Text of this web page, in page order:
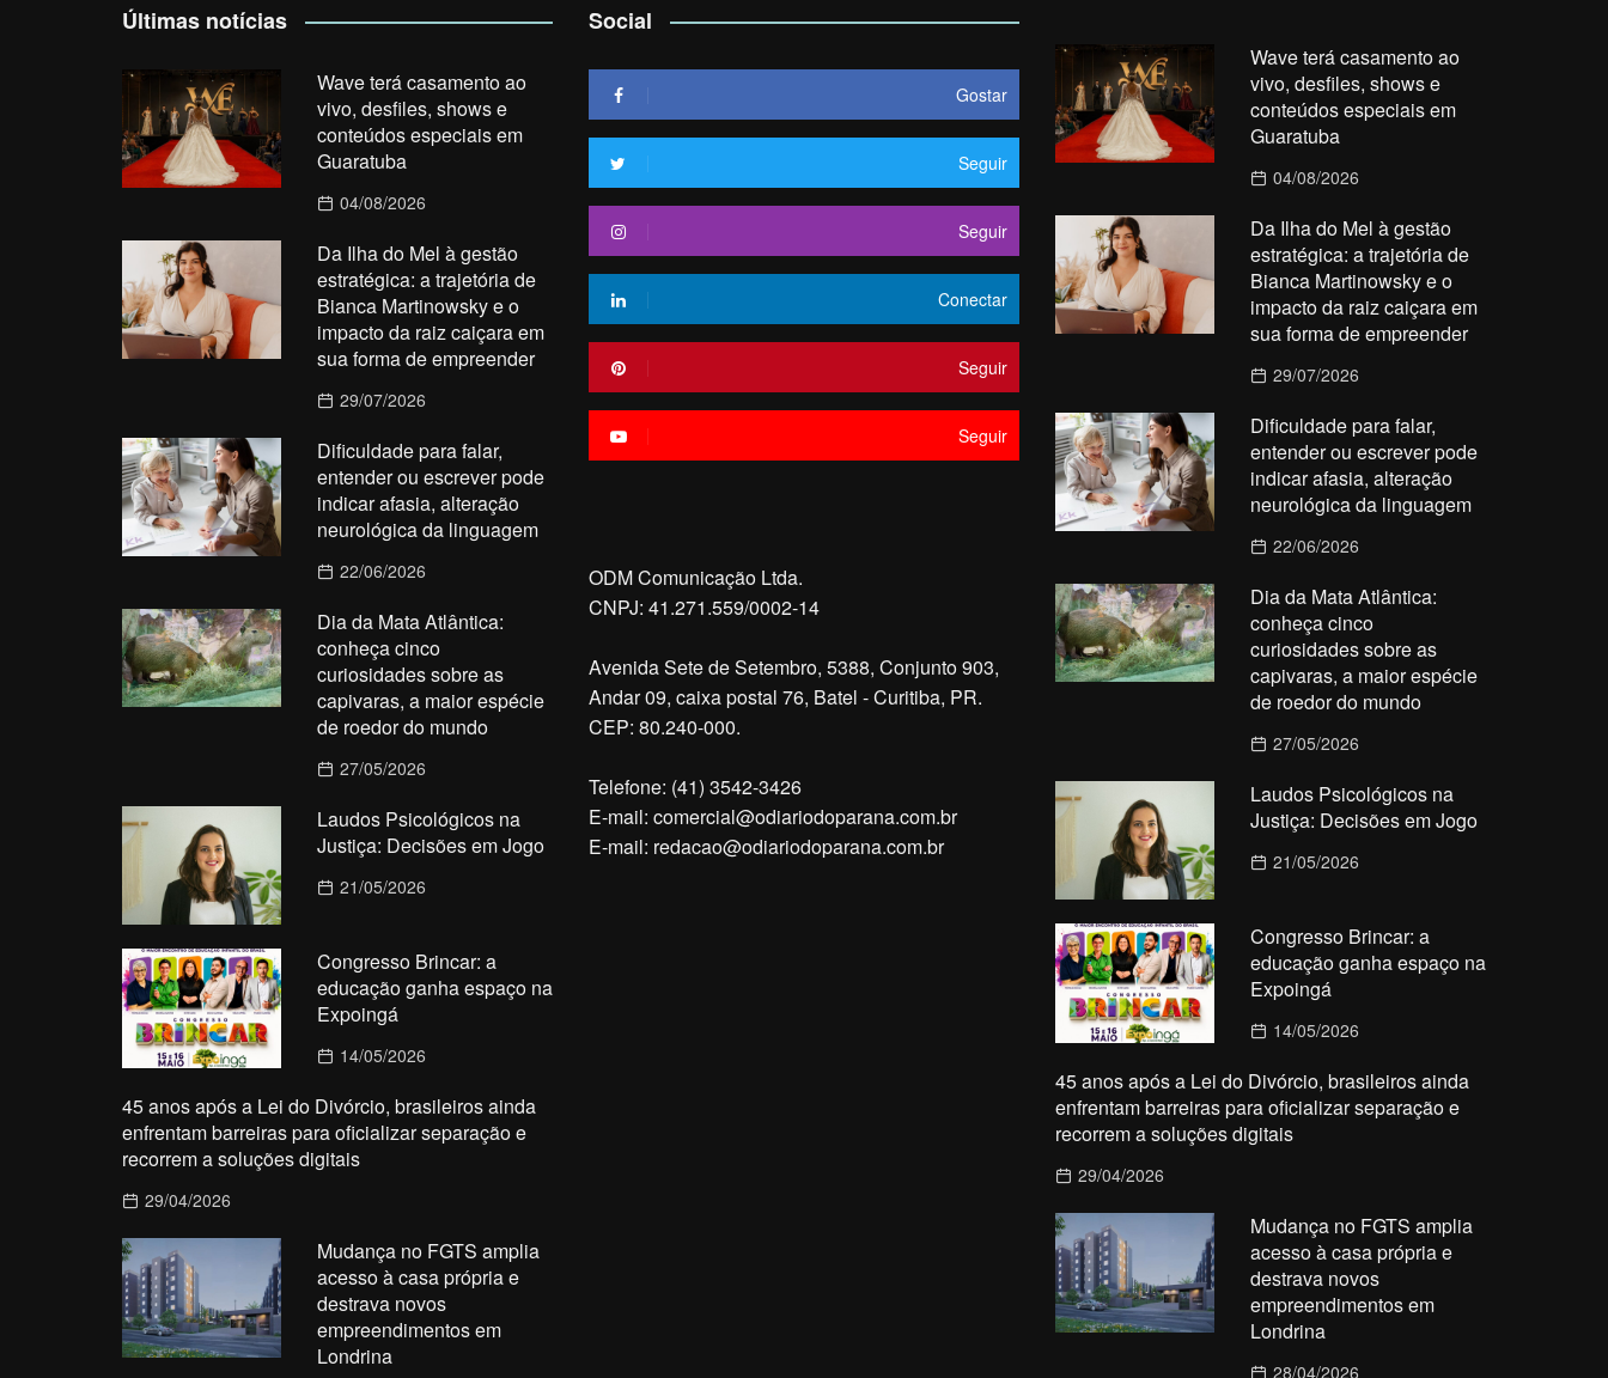
Últimas notícias
Wave terá casamento ao
vivo, desfiles, shows e
conteúdos especiais em
Guaratuba
04/08/2026
Da Ilha do Mel à gestão
estratégica: a trajetória de
Bianca Martinowsky e o
impacto da raiz caiçara em
sua forma de empreender
29/07/2026
Dificuldade para falar,
entender ou escrever pode
indicar afasia, alteração
neurológica da linguagem
22/06/2026
Dia da Mata Atlântica:
conheça cinco
curiosidades sobre as
capivaras, a maior espécie
de roedor do mundo
27/05/2026
Laudos Psicológicos na
Justiça: Decisões em Jogo
21/05/2026
Congresso Brincar: a
educação ganha espaço na
Expoingá
14/05/2026
45 anos após a Lei do Divórcio, brasileiros ainda
enfrentam barreiras para oficializar separação e
recorrem a soluções digitais
29/04/2026
Mudança no FGTS amplia
acesso à casa própria e
destrava novos
empreendimentos em
Londrina
Social
Gostar
Seguir
Seguir
Conectar
Seguir
Seguir
ODM Comunicação Ltda.
CNPJ: 41.271.559/0002-14
Avenida Sete de Setembro, 5388, Conjunto 903,
Andar 09, caixa postal 76, Batel - Curitiba, PR.
CEP: 80.240-000.
Telefone: (41) 3542-3426
E-mail: comercial@odiariodoparana.com.br
E-mail: redacao@odiariodoparana.com.br
Wave terá casamento ao
vivo, desfiles, shows e
conteúdos especiais em
Guaratuba
04/08/2026
Da Ilha do Mel à gestão
estratégica: a trajetória de
Bianca Martinowsky e o
impacto da raiz caiçara em
sua forma de empreender
29/07/2026
Dificuldade para falar,
entender ou escrever pode
indicar afasia, alteração
neurológica da linguagem
22/06/2026
Dia da Mata Atlântica:
conheça cinco
curiosidades sobre as
capivaras, a maior espécie
de roedor do mundo
27/05/2026
Laudos Psicológicos na
Justiça: Decisões em Jogo
21/05/2026
Congresso Brincar: a
educação ganha espaço na
Expoingá
14/05/2026
45 anos após a Lei do Divórcio, brasileiros ainda
enfrentam barreiras para oficializar separação e
recorrem a soluções digitais
29/04/2026
Mudança no FGTS amplia
acesso à casa própria e
destrava novos
empreendimentos em
Londrina
28/04/2026